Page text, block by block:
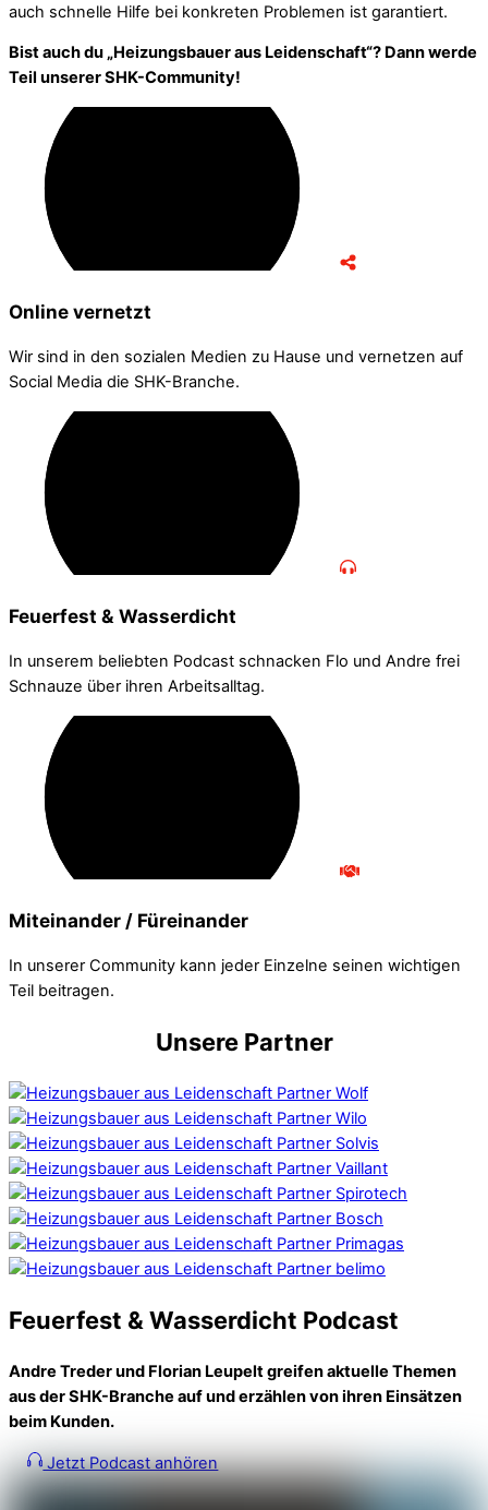
auch schnelle Hilfe bei konkreten Problemen ist garantiert.
Bist auch du „Heizungsbauer aus Leidenschaft“? Dann werde
Teil unserer SHK-Community!
Online vernetzt
Wir sind in den sozialen Medien zu Hause und vernetzen auf
Social Media die SHK-Branche.
Feuerfest & Wasserdicht
In unserem beliebten Podcast schnacken Flo und Andre frei
Schnauze über ihren Arbeitsalltag.
Miteinander / Füreinander
In unserer Community kann jeder Einzelne seinen wichtigen
Teil beitragen.
Unsere Partner
Feuerfest & Wasserdicht Podcast
Andre Treder und Florian Leupelt greifen aktuelle Themen
aus der SHK-Branche auf und erzählen von ihren Einsätzen
beim Kunden.
Jetzt Podcast anhören